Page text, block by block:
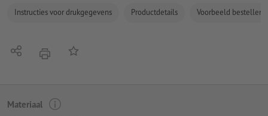
Instructies voor drukgegevens Productdetails Voorbeeld bestellen
Delen afdrukkenOp de lijst
Materiaal